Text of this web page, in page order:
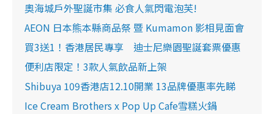
奧海城戶外聖誕市集 必食人氣閃電泡芙!
AEON 日本熊本縣商品祭 暨 Kumamon 影相見面會
買3送1！香港居民專享 迪士尼樂園聖誕套票優惠
便利店限定！3款人氣飲品新上架
Shibuya 109香港店12.10開業 13品牌優惠率先睇
Ice Cream Brothers x Pop Up Cafe雪糕火鍋